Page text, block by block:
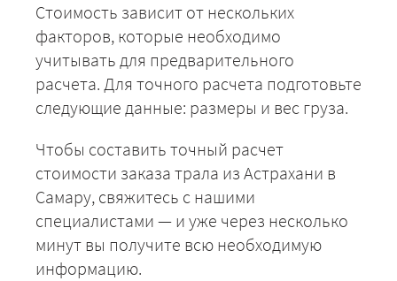
Стоимость зависит от нескольких
факторов, которые необходимо
учитывать для предварительного
расчета. Для точного расчета подготовьте
следующие данные: размеры и вес груза.
Чтобы составить точный расчет
стоимости заказа трала из Астрахани в
Самару, свяжитесь с нашими
специалистами — и уже через несколько
минут вы получите всю необходимую
информацию.